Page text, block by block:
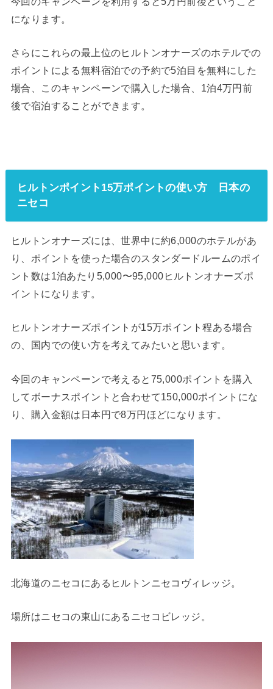
になります。
さらにこれらの最上位のヒルトンオナーズのホテルでの
ポイントによる無料宿泊での予約で5泊目を無料にした
場合、このキャンペーンで購入した場合、1泊4万円前
後で宿泊することができます。
ヒルトンポイント15万ポイントの使い方 日本の
ニセコ
ヒルトンオナーズには、世界中に約6,000のホテルがあ
り、ポイントを使った場合のスタンダードルームのポイ
ント数は1泊あたり5,000〜95,000ヒルトンオナーズポ
イントになります。
ヒルトンオナーズポイントが15万ポイント程ある場合
の、国内での使い方を考えてみたいと思います。
今回のキャンペーンで考えると75,000ポイントを購入
してボーナスポイントと合わせて150,000ポイントにな
り、購入金額は日本円で8万円ほどになります。
北海道のニセコにあるヒルトンニセコヴィレッジ。
場所はニセコの東山にあるニセコビレッジ。